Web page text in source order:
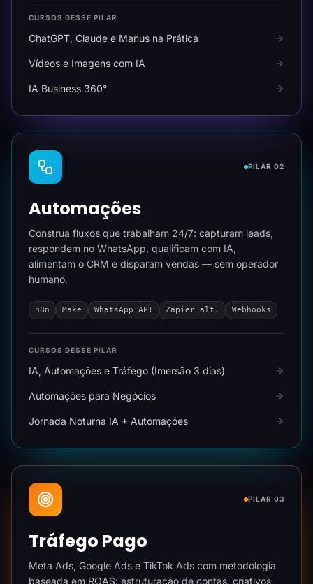
CURSOS DESSE PILAR
ChatGPT, Claude e Manus na Prática
Vídeos e Imagens com IA
IA Business 360°
PILAR 02
Automações
Construa fluxos que trabalham 24/7: capturam leads,
respondem no WhatsApp, qualificam com IA,
alimentam o CRM e disparam vendas — sem operador
humano.
n8n Make WhatsApp API Zapier alt. Webhooks
CURSOS DESSE PILAR
IA, Automações e Tráfego (Imersão 3 dias)
Automações para Negócios
Jornada Noturna IA + Automações
PILAR 03
Tráfego Pago
Meta Ads, Google Ads e TikTok Ads com metodologia
baseada em ROAS: estruturação de contas, criativos